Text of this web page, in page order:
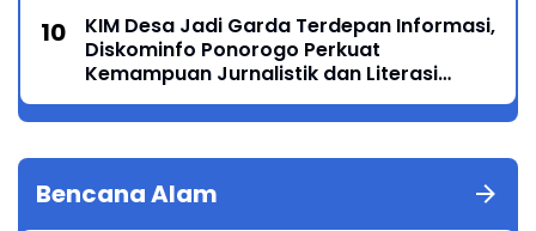
KIM Desa Jadi Garda Terdepan Informasi,
Diskominfo Ponorogo Perkuat
Kemampuan Jurnalistik dan Literasi
Digital
Bencana Alam